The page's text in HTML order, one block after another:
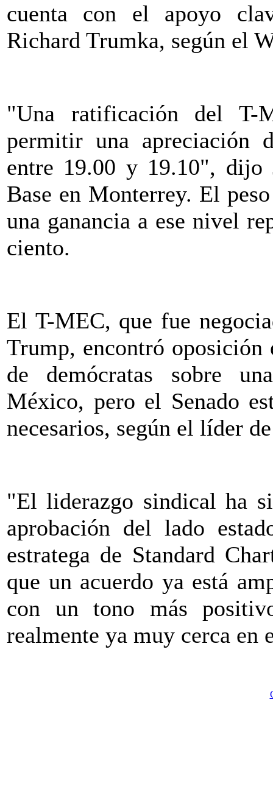
cuenta con el apoyo
Richard Trumka, según el
"Una ratificación del T-
permitir una apreciación
entre 19.00 y 19.10", dijo
Base en Monterrey. El
una ganancia a ese nivel
ciento.
El T-MEC, que fue
Trump, encontró oposición
de demócratas sobre
México, pero el Senado
necesarios, según el líder
"El liderazgo sindical ha
aprobación del lado
estratega de Standard
que un acuerdo ya está
con un tono más
realmente ya muy cerca en